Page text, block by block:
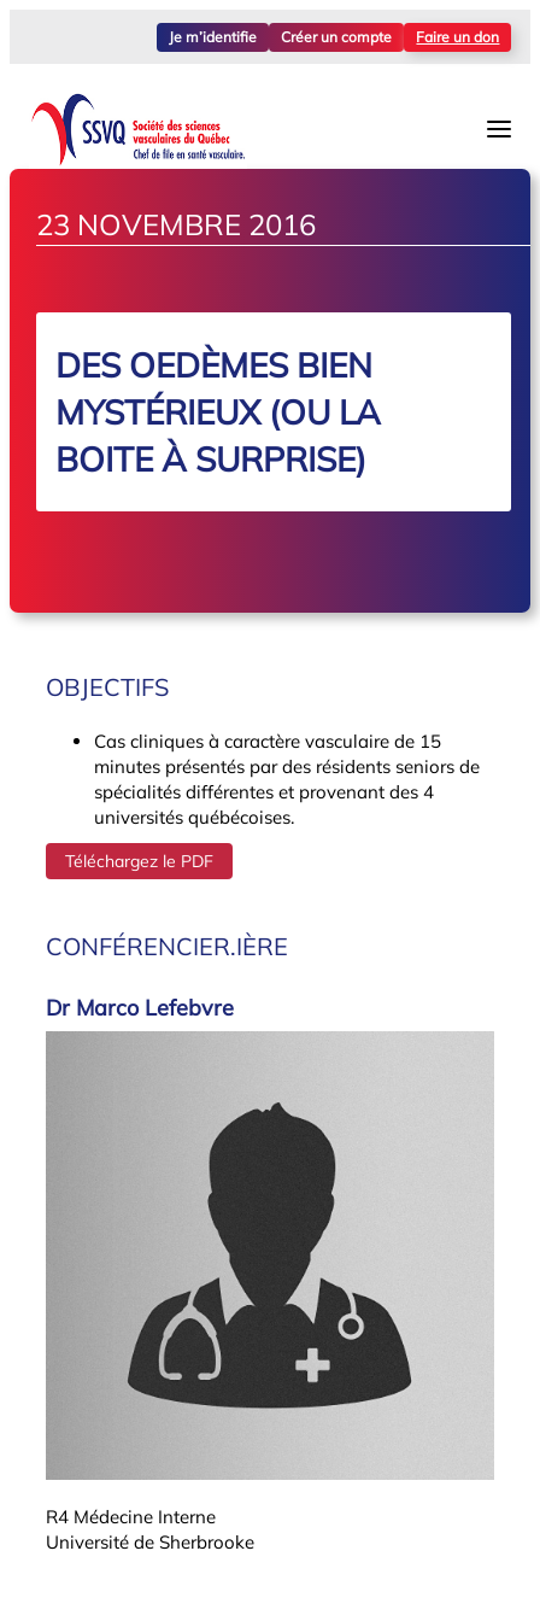
Je m’identifie Créer un compte Faire un don
23 NOVEMBRE 2016
DES OEDÈMES BIEN
MYSTÉRIEUX (OU LA
BOITE À SURPRISE)
CONFÉRENCIER.IÈRE
Dr Marco Lefebvre
R4 Médecine Interne
Université de Sherbrooke
OBJECTIFS
Cas cliniques à caractère vasculaire de 15
minutes présentés par des résidents seniors de
spécialités différentes et provenant des 4
universités québécoises.
Téléchargez le PDF